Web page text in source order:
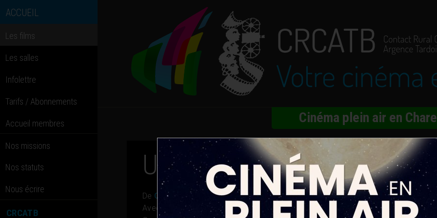
ACCUEIL
Les films
Les salles
Infolettre
Tarifs / Abonnements
Accueil membres
Nos missions
Nos statuts
Nous écrire
CRCATB
Cinéma plein air en
Une part manquante
De Guillaume Senez
Avec
Romain Duris, Judith Chemla, Mei Cirne-Masuki